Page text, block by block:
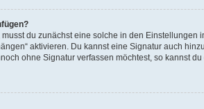
du zunächst eine solche in den
aktivieren. Du kannst eine Signatur auch
ohne Signatur verfassen möchtest, so kannst